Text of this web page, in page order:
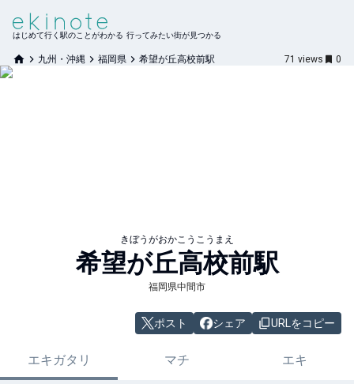
はじめて行く駅のことがわかる 行ってみたい街が見つかる
九州・沖縄 福岡県 希望が丘高校前駅 71 views 0
きぼうがおかこうこうまえ
希望が丘高校前駅
福岡県中間市
ポスト シェア URLをコピー
エキガタリ マチ エキ